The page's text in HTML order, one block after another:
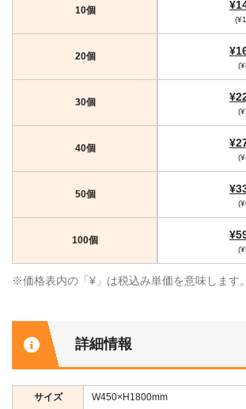
10個
20個
30個
40個
50個
100個
※価格表内の「¥」は税込み単価を意味します。
詳細情報
サイズ W450×H1800mm